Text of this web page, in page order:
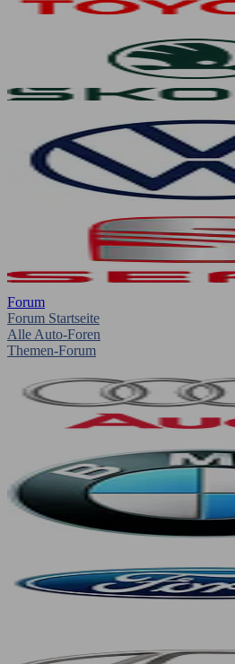
Forum
Forum Startseite
Alle Auto-Foren
Themen-Forum